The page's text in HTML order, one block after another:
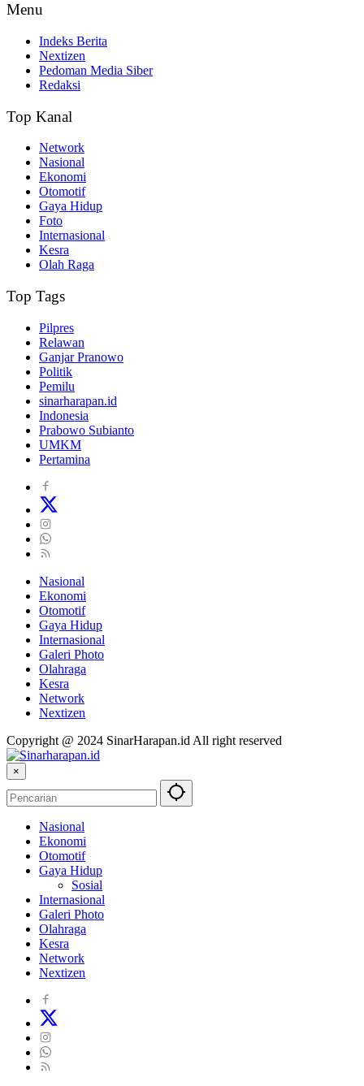
Menu
Indeks Berita
Nextizen
Pedoman Media Siber
Redaksi
Top Kanal
Network
Nasional
Ekonomi
Otomotif
Gaya Hidup
Foto
Internasional
Kesra
Olah Raga
Top Tags
Pilpres
Relawan
Ganjar Pranowo
Politik
Pemilu
sinarharapan.id
Indonesia
Prabowo Subianto
UMKM
Pertamina
Nasional
Ekonomi
Otomotif
Gaya Hidup
Internasional
Galeri Photo
Olahraga
Kesra
Network
Nextizen
Copyright @ 2024 SinarHarapan.id All right reserved
×
Nasional
Ekonomi
Otomotif
Gaya Hidup
Sosial
Internasional
Galeri Photo
Olahraga
Kesra
Network
Nextizen